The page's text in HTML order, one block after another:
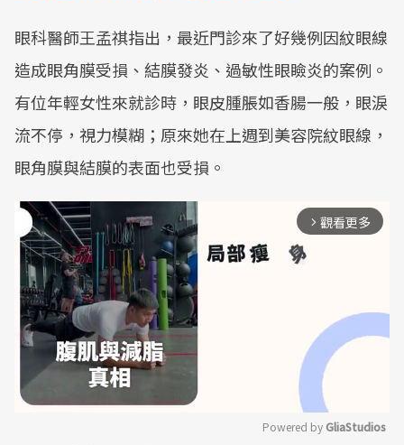
眼科醫師王孟祺指出，最近門診來了好幾例因紋眼線
造成眼角膜受損、結膜發炎、過敏性眼瞼炎的案例。
有位年輕女性來就診時，眼皮腫脹如香腸一般，眼淚
流不停，視力模糊；原來她在上週到美容院紋眼線，
眼角膜與結膜的表面也受損。
arrow_forward_ios 觀看更多
Powered by GliaStudios